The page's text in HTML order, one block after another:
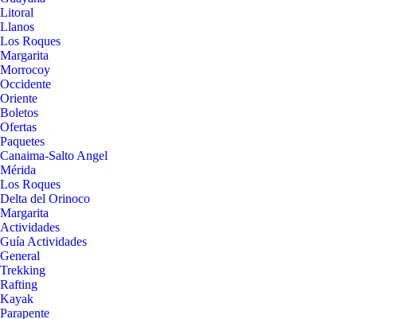
Litoral
Llanos
Los Roques
Margarita
Morrocoy
Occidente
Oriente
Boletos
Ofertas
Paquetes
Canaima-Salto Angel
Mérida
Los Roques
Delta del Orinoco
Margarita
Actividades
Guía Actividades
General
Trekking
Rafting
Kayak
Parapente